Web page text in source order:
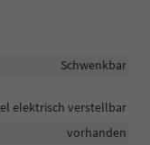
Schwenkbar
elektrisch verstellbar
vorhanden